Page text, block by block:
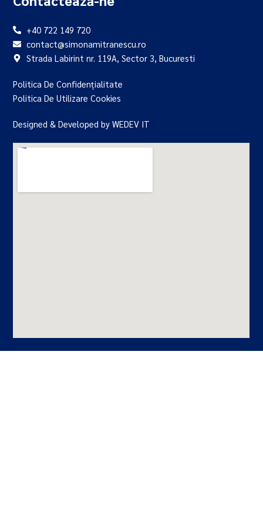
+40 722 149 720
contact@simonamitranescu.ro
Strada Labirint nr. 119A, Sector 3, Bucuresti
Politica De Confidențialitate
Politica De Utilizare Cookies
Designed & Developed by WEDEV IT